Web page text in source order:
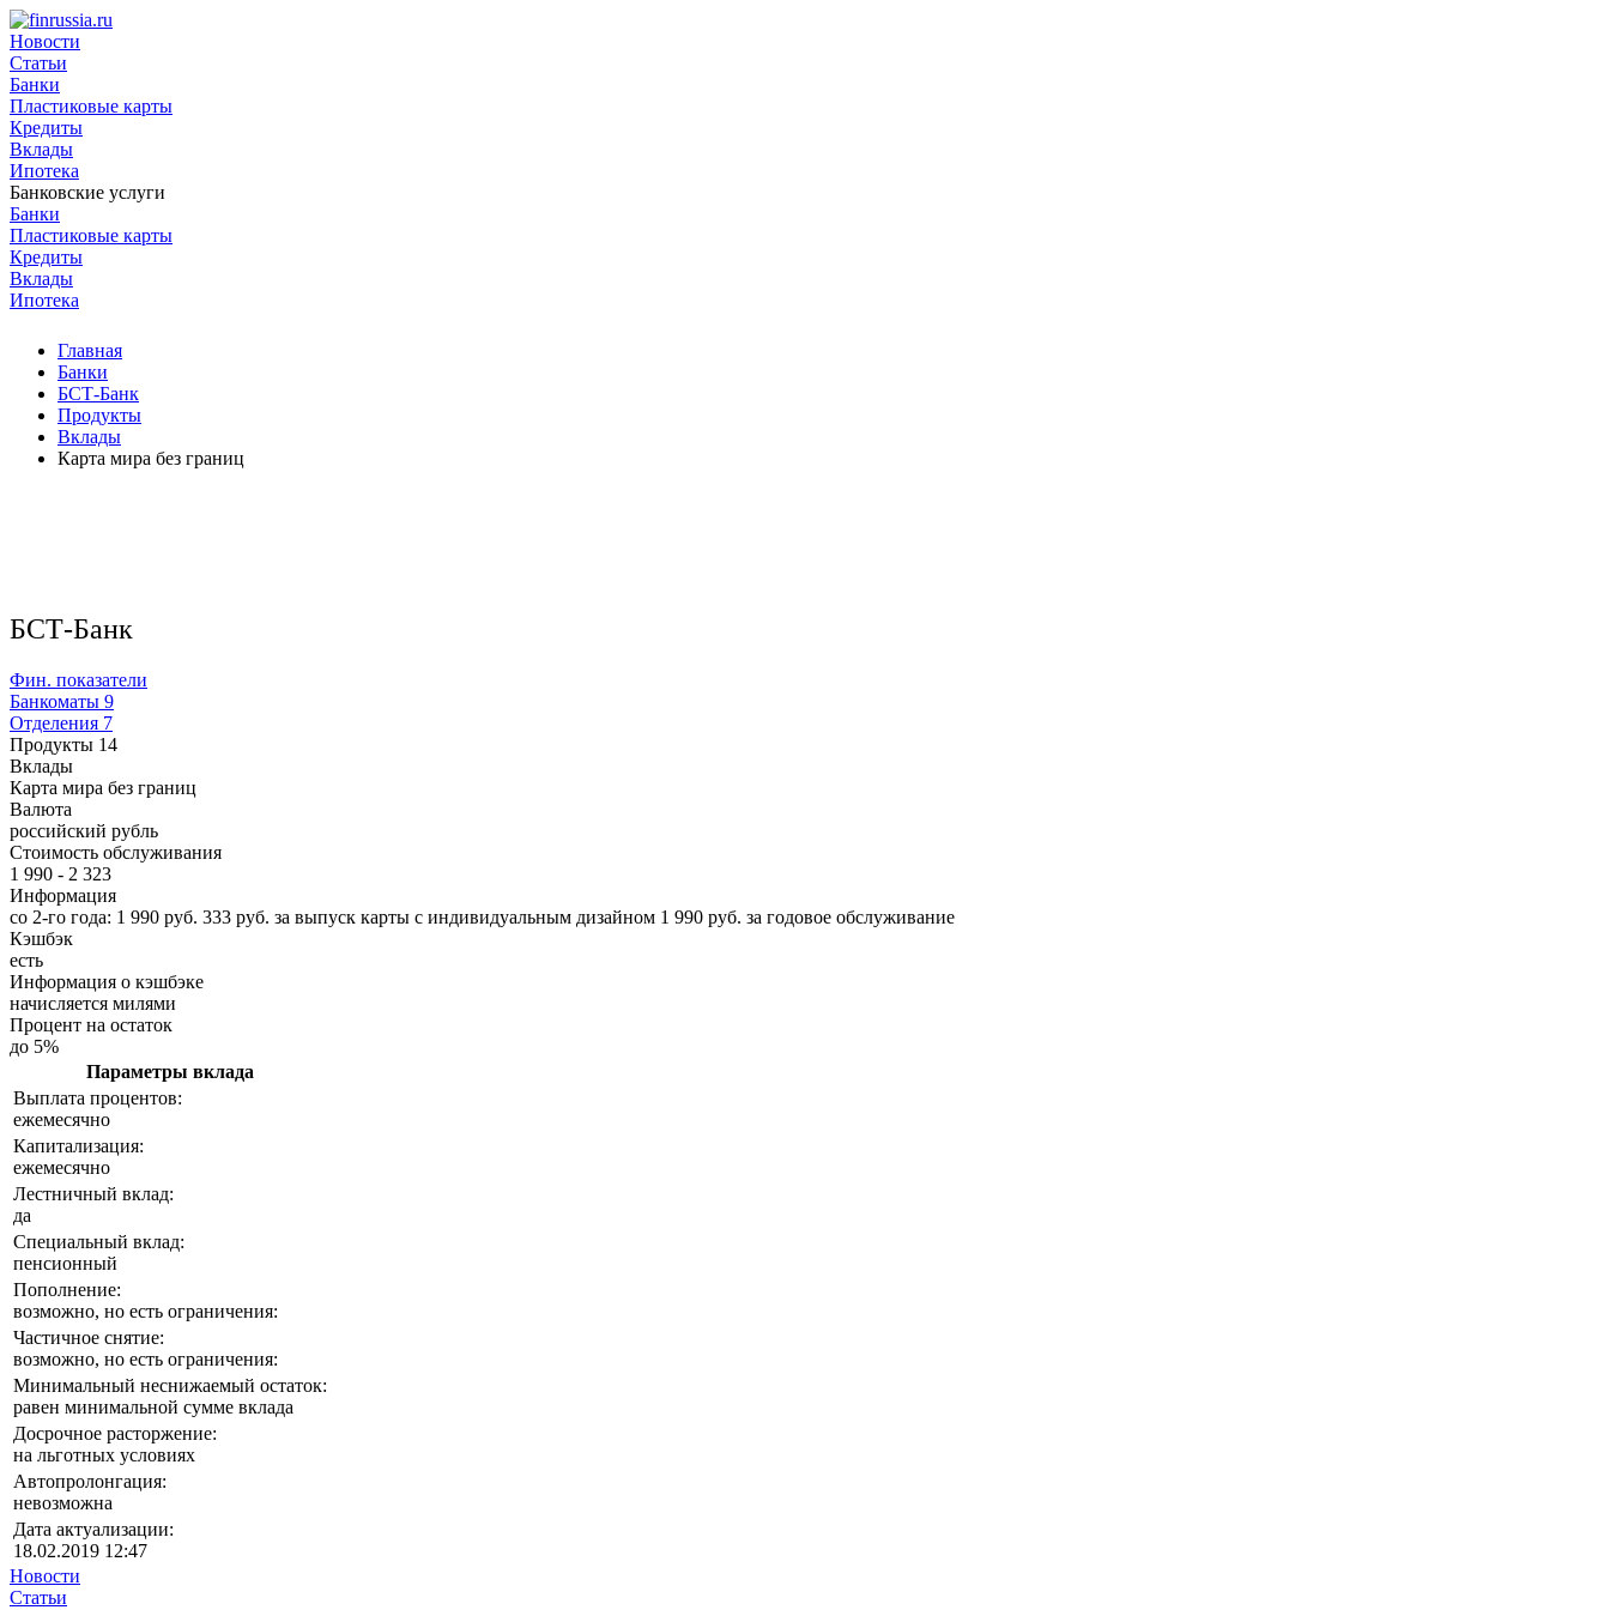
Новости
Статьи
Банки
Пластиковые карты
Кредиты
Вклады
Ипотека
Банковские услуги
Банки
Пластиковые карты
Кредиты
Вклады
Ипотека
Главная
Банки
БСТ-Банк
Продукты
Вклады
Карта мира без границ
БСТ-Банк
Фин. показатели
Банкоматы 9
Отделения 7
Продукты 14
Вклады
Карта мира без границ
Валюта
российский рубль
Стоимость обслуживания
1 990 - 2 323
Информация
со 2-го года: 1 990 руб. 333 руб. за выпуск карты с индивидуальным дизайном 1 990 руб. за годовое обслуживание
Кэшбэк
есть
Информация о кэшбэке
начисляется милями
Процент на остаток
до 5%
Параметры вклада
Выплата процентов:
ежемесячно
Капитализация:
ежемесячно
Лестничный вклад:
да
Специальный вклад:
пенсионный
Пополнение:
возможно, но есть ограничения:
Частичное снятие:
возможно, но есть ограничения:
Минимальный неснижаемый остаток:
равен минимальной сумме вклада
Досрочное расторжение:
на льготных условиях
Автопролонгация:
невозможна
Дата актуализации:
18.02.2019 12:47
Новости
Статьи